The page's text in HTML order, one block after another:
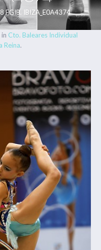
IBIZA_E0A4374
Cto. Baleares Individual
Reina.